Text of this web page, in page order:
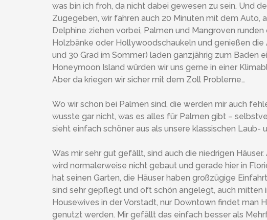
was bin ich froh, da nicht dabei gewesen zu sein. Und
Zugegeben, wir fahren auch 20 Minuten mit dem Auto,
Delphine ziehen vorbei, Palmen und Mangroven
Holzbänke oder Hollywoodschaukeln und genießen
und 30 Grad im Sommer) laden ganzjährig zum Baden
Honeymoon Island würden wir uns gerne in einer
Aber da kriegen wir sicher mit dem Zoll Probleme…
Wo wir schon bei Palmen sind, die werden mir auch
wusste gar nicht, was es alles für Palmen gibt –
sieht einfach schöner aus als unsere klassischen Laub-
Was mir sehr gut gefällt, sind auch die niedrigen
wird normalerweise nicht gebaut und gerade hier in
hat seinen Garten, die Häuser haben großzügige
sind sehr gepflegt und oft schön angelegt, auch mitten
Housewives in der Vorstadt, nur Downtown findet man
genutzt werden. Mir gefällt das einfach besser als